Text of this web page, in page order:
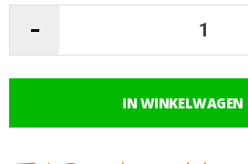
IN WINKELWAGEN